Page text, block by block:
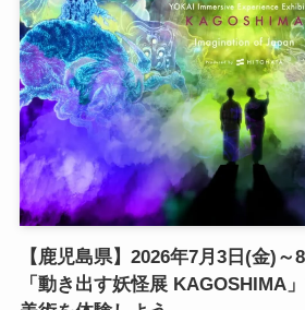
【鹿児島県】2026年7月3日(金)～
「動き出す妖怪展 KAGOSHIMA